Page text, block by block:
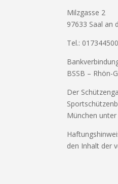
Milzgasse 2
97633 Saal an
Tel.:
BSSB – Rhön-
Der
München
den Inhalt der